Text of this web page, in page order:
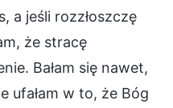
a jeśli rozzłoszczę
że stracę
Bałam się nawet,
ufałam w to, że Bóg